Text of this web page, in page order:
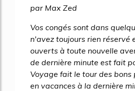
par Max Zed
Vos congés sont dans
n'avez toujours rien réservé
ouverts à toute nouvelle
de dernière minute est fait
Voyage fait le tour des
en vacances à la dernière